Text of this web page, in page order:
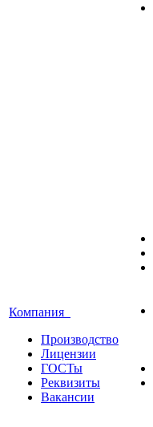
Компания
Производство
Лицензии
ГОСТы
Реквизиты
Вакансии